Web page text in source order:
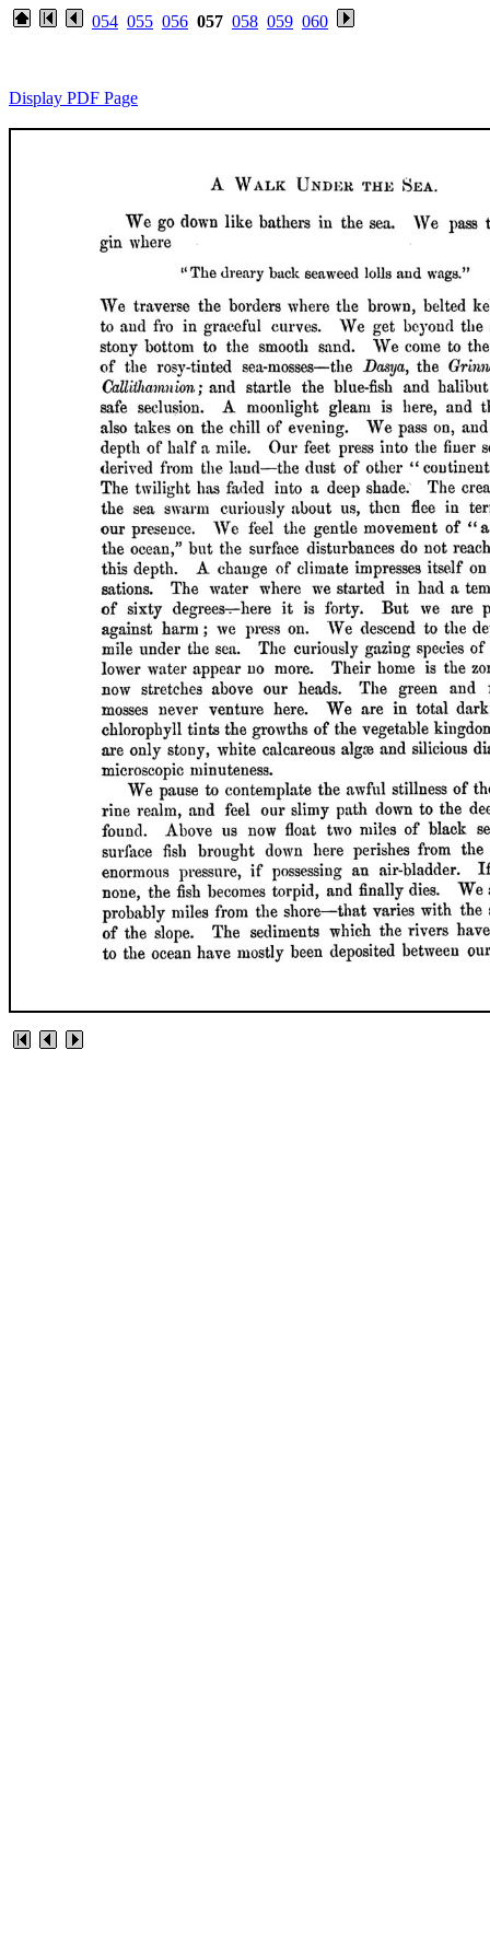
054 055 056 057 058 059 060
Display PDF Page